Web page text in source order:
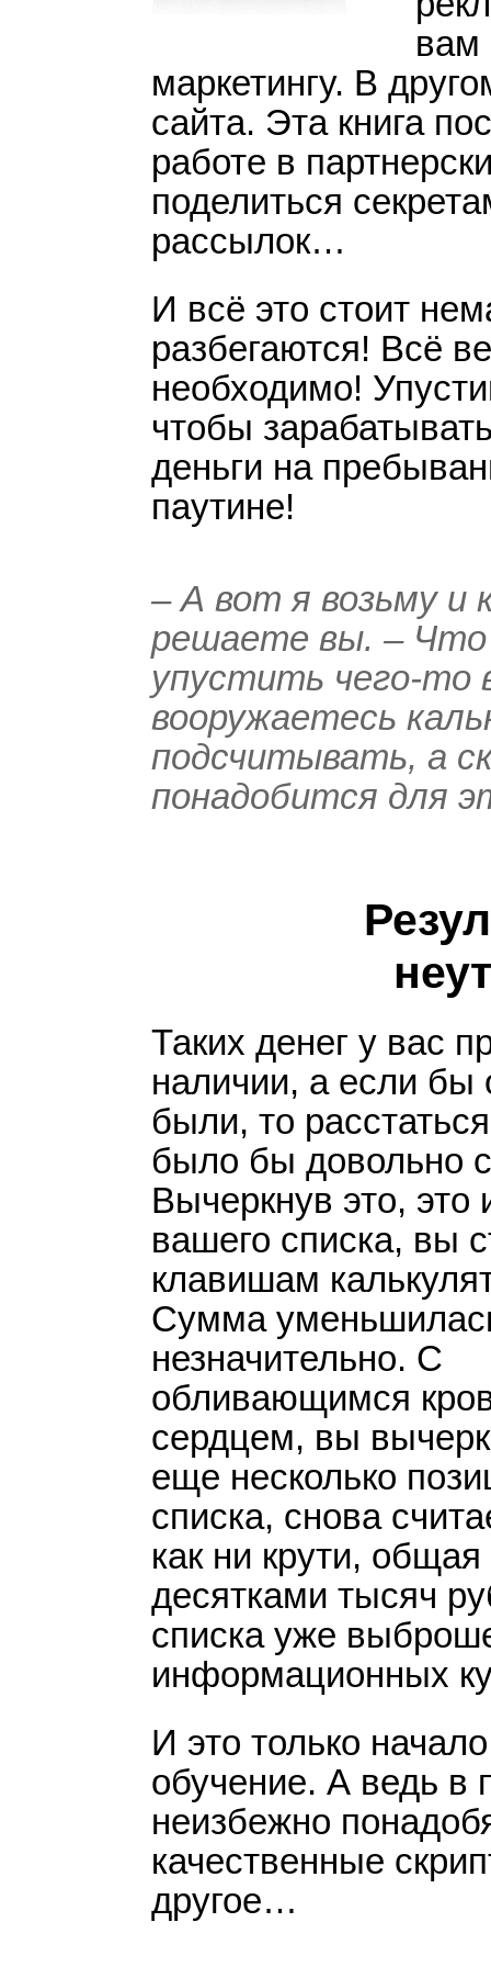
вам
маркетингу. В
сайта. Эта книга
работе в
поделиться
рассылок…
И всё это стоит
разбегаются! Всё
необходимо!
чтобы
деньги на
паутине!
– А вот я возьму и
решаете вы. – Что
упустить чего-то
вооружаетесь
подсчитывать, а
понадобится для
Таких денег у вас
наличии, а если бы
были, то
было бы довольно
Вычеркнув это, это
вашего списка, вы
клавишам
Сумма
незначительно. С
обливающимся
сердцем, вы
еще несколько
списка, снова
как ни крути,
десятками тысяч
списка уже
информационных
И это только
обучение. А ведь в
неизбежно
качественные
другое…
курса, но так хочется
побольше. Т.е., если
отказался:) Супер
"СДЕЛАЙ",
С удовольствием
Имею уже небольшой
на бесплатном
коммерциализации
Киберсант-Новичок как
С уважением, Николай
жизни, директор
интернет-
Ровно (Украина)
«Освещены
заработка в сети
Заработком в сети
опытом других
числе и с командой
Открыл свой блог,
рекомендациям,
профессионалов
разрабатываю свой
реабилитации".
Не смотря на то, что
много информации по
информацию на
«Киберсант -
возвращаться к нему.
информацию, особенно
Порадовало, что вся
для новичка языком.
прочитанный текст и
действовать.
Спасибо команде Info-
Королеву за отличное
бизнеса в сети интернет.
Алексей Георгиевич Ракс
Ровно (Украина)
«Очень